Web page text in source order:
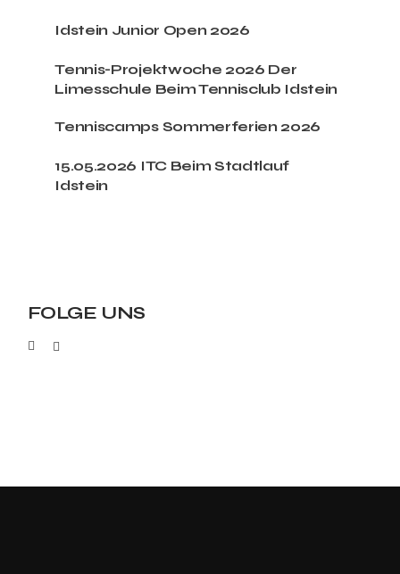
Idstein Junior Open 2026
Tennis-Projektwoche 2026 Der
Limesschule Beim Tennisclub Idstein
Tenniscamps Sommerferien 2026
15.05.2026 ITC Beim Stadtlauf
Idstein
FOLGE UNS